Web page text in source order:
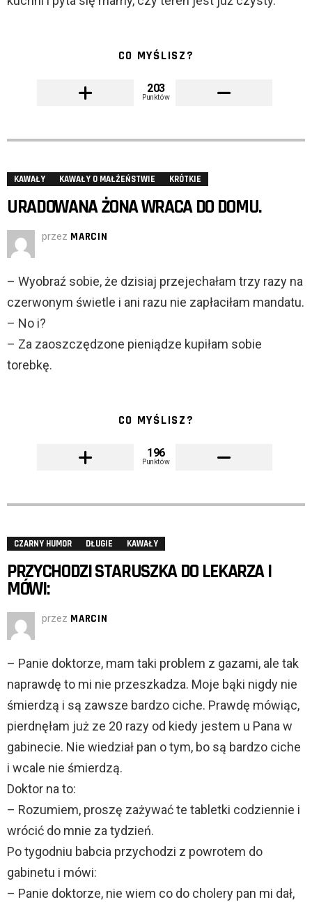
CO MYŚLISZ?
203
Punktów
KAWAŁY KAWAŁY O MAŁŻEŃSTWIE KRÓTKIE
URADOWANA ŻONA WRACA DO DOMU.
przez MARCIN
– Wyobraź sobie, że dzisiaj przejechałam trzy razy na
czerwonym świetle i ani razu nie zapłaciłam mandatu.
– No i?
– Za zaoszczędzone pieniądze kupiłam sobie
torebkę.
CO MYŚLISZ?
196
Punktów
CZARNY HUMOR DŁUGIE KAWAŁY
PRZYCHODZI STARUSZKA DO LEKARZA I
MÓWI:
przez MARCIN
– Panie doktorze, mam taki problem z gazami, ale tak
naprawdę to mi nie przeszkadza. Moje bąki nigdy nie
śmierdzą i są zawsze bardzo ciche. Prawdę mówiąc,
pierdnęłam już ze 20 razy od kiedy jestem u Pana w
gabinecie. Nie wiedział pan o tym, bo są bardzo ciche
i wcale nie śmierdzą.
Doktor na to:
– Rozumiem, proszę zażywać te tabletki codziennie i
wrócić do mnie za tydzień.
Po tygodniu babcia przychodzi z powrotem do
gabinetu i mówi:
– Panie doktorze, nie wiem co do cholery pan mi dał,